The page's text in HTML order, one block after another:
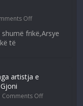
Off
frikë,Arsye
të
artistja e
Comments Off